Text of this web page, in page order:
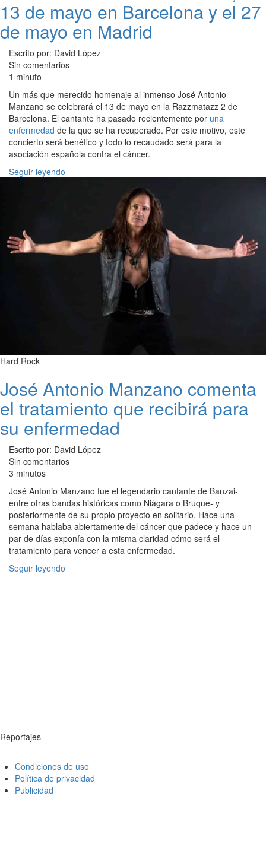
13 de mayo en Barcelona y el 27
de mayo en Madrid
Escrito por: David López
Sin comentarios
1 minuto
Un más que merecido homenaje al inmenso José Antonio
Manzano se celebrará el 13 de mayo en la Razzmatazz 2 de
Barcelona. El cantante ha pasado recientemente por una
enfermedad de la que se ha recuperado. Por este motivo, este
concierto será benéfico y todo lo recaudado será para la
asociación española contra el cáncer.
Seguir leyendo
Hard Rock
José Antonio Manzano comenta
el tratamiento que recibirá para
su enfermedad
Escrito por: David López
Sin comentarios
3 minutos
José Antonio Manzano fue el legendario cantante de Banzai-
entre otras bandas históricas como Niágara o Bruque- y
posteriormente de su propio proyecto en solitario. Hace una
semana hablaba abiertamente del cáncer que padece y hace un
par de días exponía con la misma claridad cómo será el
tratamiento para vencer a esta enfermedad.
Seguir leyendo
Reportajes
Condiciones de uso
Política de privacidad
Publicidad